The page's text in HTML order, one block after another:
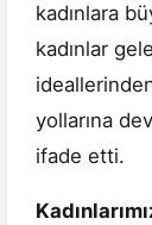
kadınlara
kadınlar
yollarına
ifade etti.